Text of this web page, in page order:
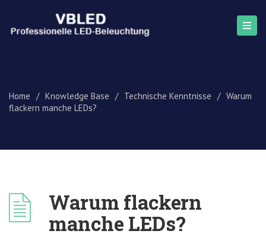
Home / Knowledge Base / Technische Kenntnisse / Warum
flackern manche LEDs?
Warum flackern
manche LEDs?